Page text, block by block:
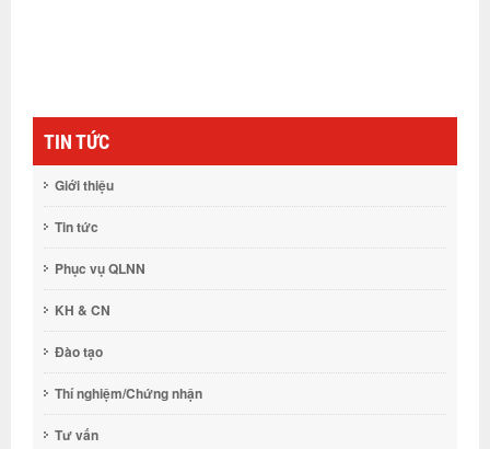
TIN TỨC
Giới thiệu
Tin tức
Phục vụ QLNN
KH & CN
Đào tạo
Thí nghiệm/Chứng nhận
Tư vấn